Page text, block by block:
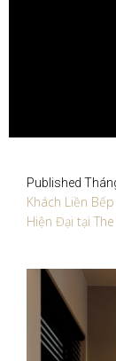
Published
Khách Liền
Hiện Đại tại